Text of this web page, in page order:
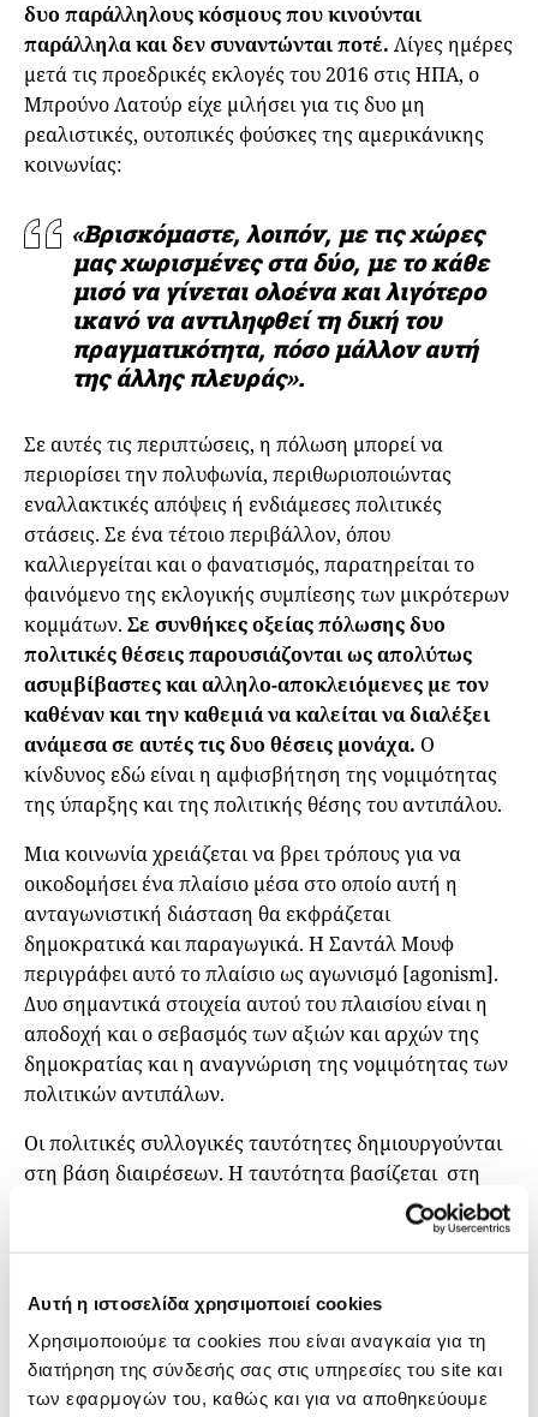
Αυτή η ιστοσελίδα χρησιμοποιεί cookies
Χρησιμοποιούμε τα cookies που είναι αναγκαία για τη
διατήρηση της σύνδεσής σας στις υπηρεσίες του site και
των εφαρμογών του, καθώς και για να αποθηκεύουμε
δυο παράλληλους κόσμους που κινούνται
παράλληλα και δεν συναντώνται ποτέ. Λίγες ημέρες
μετά τις προεδρικές εκλογές του 2016 στις ΗΠΑ, ο
Μπρούνο Λατούρ είχε μιλήσει για τις δυο μη
ρεαλιστικές, ουτοπικές φούσκες της αμερικάνικης
κοινωνίας:
«Βρισκόμαστε, λοιπόν, με τις χώρες
μας χωρισμένες στα δύο, με το κάθε
μισό να γίνεται ολοένα και λιγότερο
ικανό να αντιληφθεί τη δική του
πραγματικότητα, πόσο μάλλον αυτή
της άλλης πλευράς».
Σε αυτές τις περιπτώσεις, η πόλωση μπορεί να
περιορίσει την πολυφωνία, περιθωριοποιώντας
εναλλακτικές απόψεις ή ενδιάμεσες πολιτικές
στάσεις. Σε ένα τέτοιο περιβάλλον, όπου
καλλιεργείται και ο φανατισμός, παρατηρείται το
φαινόμενο της εκλογικής συμπίεσης των μικρότερων
κομμάτων. Σε συνθήκες οξείας πόλωσης δυο
πολιτικές θέσεις παρουσιάζονται ως απολύτως
ασυμβίβαστες και αλληλο-αποκλειόμενες με τον
καθέναν και την καθεμιά να καλείται να διαλέξει
ανάμεσα σε αυτές τις δυο θέσεις μονάχα. Ο
κίνδυνος εδώ είναι η αμφισβήτηση της νομιμότητας
της ύπαρξης και της πολιτικής θέσης του αντιπάλου.
Μια κοινωνία χρειάζεται να βρει τρόπους για να
οικοδομήσει ένα πλαίσιο μέσα στο οποίο αυτή η
ανταγωνιστική διάσταση θα εκφράζεται
δημοκρατικά και παραγωγικά. Η Σαντάλ Μουφ
περιγράφει αυτό το πλαίσιο ως αγωνισμό [agonism].
Δυο σημαντικά στοιχεία αυτού του πλαισίου είναι η
αποδοχή και ο σεβασμός των αξιών και αρχών της
δημοκρατίας και η αναγνώριση της νομιμότητας των
πολιτικών αντιπάλων.
Οι πολιτικές συλλογικές ταυτότητες δημιουργούνται
στη βάση διαιρέσεων. Η ταυτότητα βασίζεται στη
Ο λαϊκισμός μπορεί να ιδωθεί ως μια
τέτοια στρατηγική δια του λόγου οικοδόμησης του
θα πρέπει να αφήσουμε στην άκρη την «κοινή
είναι το χάϊδεμα των αυτιών των ψηφοφόρων, τα
ψέματα ή οι υποσχέσεις, όπως συνηθίζεται να λέμε σε